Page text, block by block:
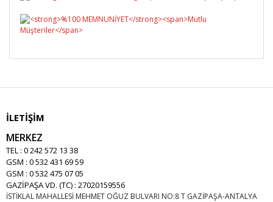
İLETİŞİM
MERKEZ
TEL : 0 242 572 13 38
GSM : 0 532 431 69 59
GSM : 0 532 475 07 05
GAZİPAŞA VD. (TC) : 27020159556
İSTİKLAL MAHALLESİ MEHMET OĞUZ BULVARI NO:8 T GAZİPAŞA-ANTALYA